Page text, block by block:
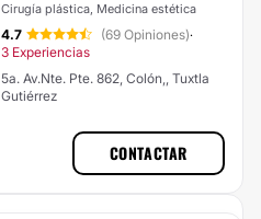
Cirugía plástica, Medicina estética
4.7 (69 Opiniones)·
3 Experiencias
5a. Av.Nte. Pte. 862, Colón,, Tuxtla
Gutiérrez
CONTACTAR